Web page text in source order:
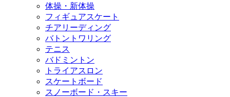
体操・新体操
フィギュアスケート
チアリーディング
バトントワリング
テニス
バドミントン
トライアスロン
スケートボード
スノーボード・スキー